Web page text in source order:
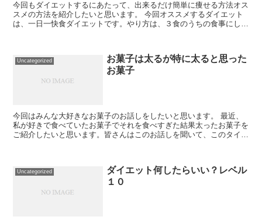
今回もダイエットするにあたって、出来るだけ簡単に痩せる方法オス
スメの方法を紹介したいと思います。 今回オススメするダイエット
は、一日一快食ダイエットです。やり方は、３食のうちの食事にして
Uncategorized
お菓子は太るが特に太ると思った
お菓子
今回はみんな大好きなお菓子のお話しをしたいと思います。 最近、
私が好きで食べていたお菓子でそれを食べすぎた結果太ったお菓子を
ご紹介したいと思います。皆さんはこのお話しを聞いて、このタイプ
Uncategorized
ダイエット何したらいい？レベル
１０